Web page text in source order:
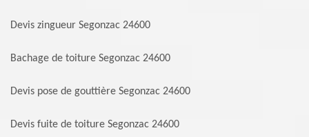
Devis zingueur Segonzac 24600
Bachage de toiture Segonzac 24600
Devis pose de gouttière Segonzac 24600
Devis fuite de toiture Segonzac 24600